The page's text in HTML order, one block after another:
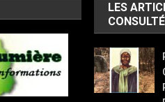
LES